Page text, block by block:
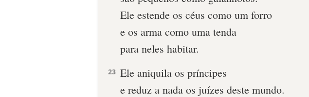
Ele estende os céus como um forro
e os arma como uma tenda
para neles habitar.
23 Ele aniquila os príncipes
e reduz a nada os juízes deste mundo.